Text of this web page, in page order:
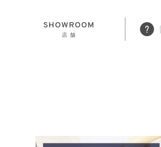
SHOWROOM
店 舗